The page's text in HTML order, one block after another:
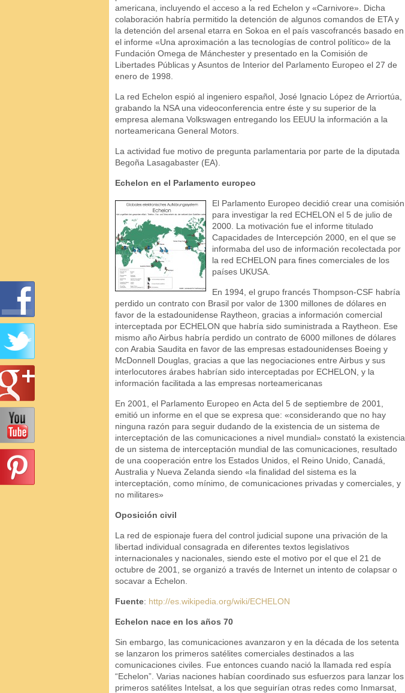
americana, incluyendo el acceso a la red Echelon y «Carnivore». Dicha
colaboración habría permitido la detención de algunos comandos de ETA y
la detención del arsenal etarra en Sokoa en el país vascofrancés basado en
el informe «Una aproximación a las tecnologías de control político» de la
Fundación Omega de Mánchester y presentado en la Comisión de
Libertades Públicas y Asuntos de Interior del Parlamento Europeo el 27 de
enero de 1998.
La red Echelon espió al ingeniero español, José Ignacio López de Arriortúa,
grabando la NSA una videoconferencia entre éste y su superior de la
empresa alemana Volkswagen entregando los EEUU la información a la
norteamericana General Motors.
La actividad fue motivo de pregunta parlamentaria por parte de la diputada
Begoña Lasagabaster (EA).
Echelon en el Parlamento europeo
El Parlamento Europeo decidió crear una comisión
para investigar la red ECHELON el 5 de julio de
2000. La motivación fue el informe titulado
Capacidades de Intercepción 2000, en el que se
informaba del uso de información recolectada por
la red ECHELON para fines comerciales de los
países UKUSA.
En 1994, el grupo francés Thompson-CSF habría
perdido un contrato con Brasil por valor de 1300 millones de dólares en
favor de la estadounidense Raytheon, gracias a información comercial
interceptada por ECHELON que habría sido suministrada a Raytheon. Ese
mismo año Airbus habría perdido un contrato de 6000 millones de dólares
con Arabia Saudita en favor de las empresas estadounidenses Boeing y
McDonnell Douglas, gracias a que las negociaciones entre Airbus y sus
interlocutores árabes habrían sido interceptadas por ECHELON, y la
información facilitada a las empresas norteamericanas
En 2001, el Parlamento Europeo en Acta del 5 de septiembre de 2001,
emitió un informe en el que se expresa que: «considerando que no hay
ninguna razón para seguir dudando de la existencia de un sistema de
interceptación de las comunicaciones a nivel mundial» constató la existencia
de un sistema de interceptación mundial de las comunicaciones, resultado
de una cooperación entre los Estados Unidos, el Reino Unido, Canadá,
Australia y Nueva Zelanda siendo «la finalidad del sistema es la
interceptación, como mínimo, de comunicaciones privadas y comerciales, y
no militares»
Oposición civil
La red de espionaje fuera del control judicial supone una privación de la
libertad individual consagrada en diferentes textos legislativos
internacionales y nacionales, siendo este el motivo por el que el 21 de
octubre de 2001, se organizó a través de Internet un intento de colapsar o
socavar a Echelon.
Fuente: http://es.wikipedia.org/wiki/ECHELON
Echelon nace en los años 70
Sin embargo, las comunicaciones avanzaron y en la década de los setenta
se lanzaron los primeros satélites comerciales destinados a las
comunicaciones civiles. Fue entonces cuando nació la llamada red espía
“Echelon”. Varias naciones habían coordinado sus esfuerzos para lanzar los
primeros satélites Intelsat, a los que seguirían otras redes como Inmarsat,